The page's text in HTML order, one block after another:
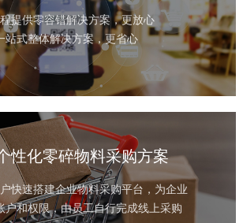
提供零容错解决方案，更放心
站式整体解决方案，更省心
性化零碎物料采购方案
快速搭建企业物料采购平台，为企业
户和权限，由员工自行完成线上采购